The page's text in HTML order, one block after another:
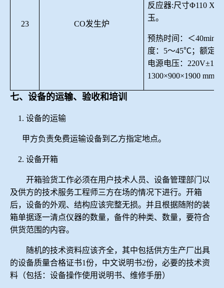
23 CO发生炉
反应器:尺寸Φ110 X
玉。
预热时间：＜40min
度：5～45℃；额定
电源电压 ： 2
1300×900×1900 mm
七、设备的运输、验收和培训
1. 设备的运输
甲方负责免费运输设备到乙方指定地点。
2. 设备开箱
开箱验货工作必须在用户技术人员、设备管理部门以
及供方的技术服务工程师三方在场的情况下进行。开箱
后，设备的外观、结构应该完整无损。并且根据随附的装
箱单据逐一清点仪器的数量，备件的种类、数量，要符合
供货范围的内容。
随机的技术资料应该齐全，其中包括供方生产厂出具
的设备质量合格证书1份，中文说明书2份，必要的技术资
料（包括：设备操作使用说明书、维修手册）